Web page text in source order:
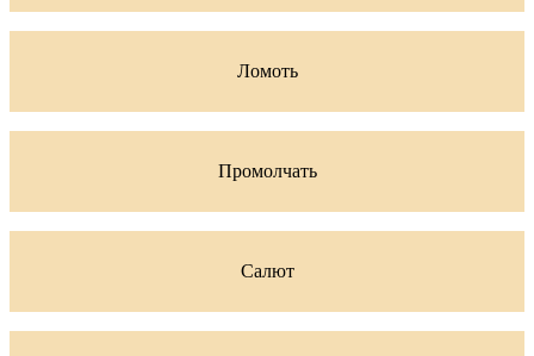
Ломоть
Промолчать
Салют